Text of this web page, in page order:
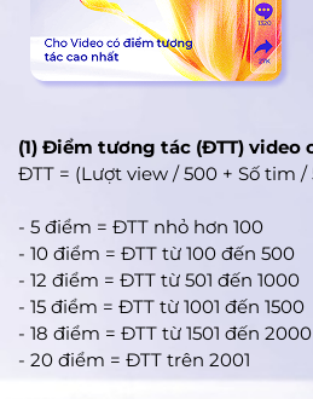
hội thì tôi vẫn muốn thử.Tôi tin
hiện nay và trình độ của các bác
vẫn có thể được thay đổi 1 lần nữa.
(1) Điểm tương tác (ĐTT) video
ĐTT = (Lượt view / 500 + Số tim /
- 5 điểm = ĐTT nhỏ hơn 100
- 10 điểm = ĐTT từ 100 đến 500
- 12 điểm = ĐTT từ 501 đến 1000
- 15 điểm = ĐTT từ 1001 đến 1500
- 18 điểm = ĐTT từ 1501 đến 2000
- 20 điểm = ĐTT trên 2001